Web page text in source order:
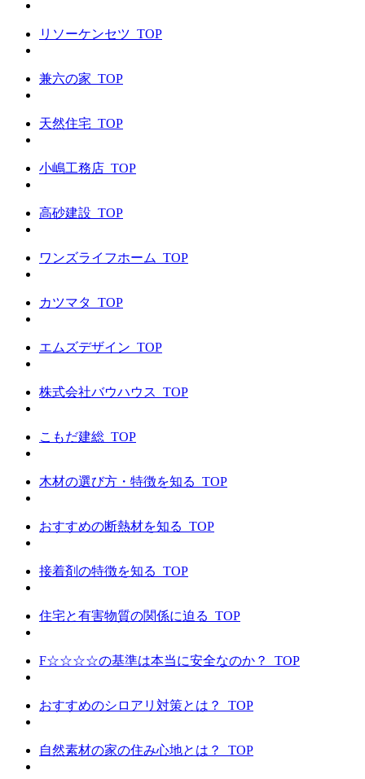
リソーケンセツ_TOP
兼六の家_TOP
天然住宅_TOP
小嶋工務店_TOP
高砂建設_TOP
ワンズライフホーム_TOP
カツマタ_TOP
エムズデザイン_TOP
株式会社バウハウス_TOP
こもだ建総_TOP
木材の選び方・特徴を知る_TOP
おすすめの断熱材を知る_TOP
接着剤の特徴を知る_TOP
住宅と有害物質の関係に迫る_TOP
F☆☆☆☆の基準は本当に安全なのか？_TOP
おすすめのシロアリ対策とは？_TOP
自然素材の家の住み心地とは？_TOP